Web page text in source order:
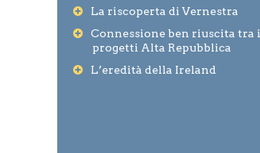
La riscoperta di Vernestra
Connessione ben riuscita tra i
progetti Alta Repubblica
L’eredità della Ireland